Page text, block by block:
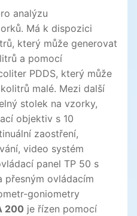
plastů a polymerů
úhlu a
podle ASTM a ISO
analýzu
Má k dispozici
který může generovat
a pomocí
PDDS, který může
malé. Mezi další
stolek na vzorky,
objektiv s 10
zaostření,
video systém
panel TP 50 s
ovládacím
goniometry
200 je řízen pomocí